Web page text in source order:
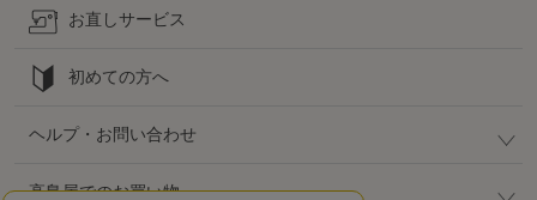
お直しサービス
初めての方へ
ヘルプ・お問い合わせ
高島屋でのお買い物